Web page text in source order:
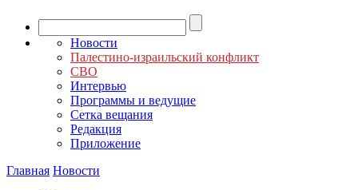
Новости
Палестино-израильский конфликт
СВО
Интервью
Программы и ведущие
Сетка вещания
Редакция
Приложение
Главная Новости